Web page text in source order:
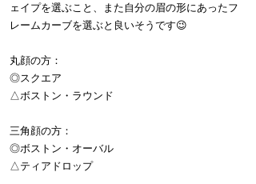
ェイプを選ぶこと、また自分の眉の形にあったフ
レームカーブを選ぶと良いそうです😉
丸顔の方：
◎スクエア
△ボストン・ラウンド
三角顔の方：
◎ボストン・オーバル
△ティアドロップ